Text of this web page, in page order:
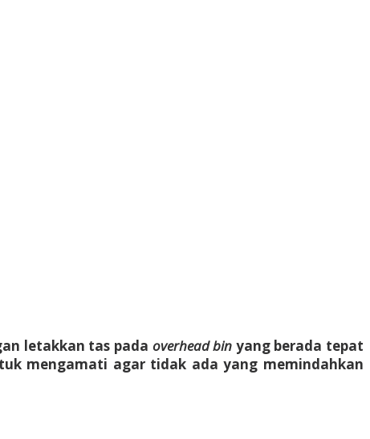
letakkan tas pada overhead bin yang berada tepat
mengamati agar tidak ada yang memindahkan